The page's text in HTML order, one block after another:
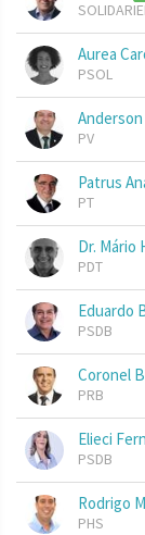
Aurea
PSOL
Anderson
PV
Patrus
PT
Dr. Mário
PDT
Eduardo
PSDB
Coronel
PRB
Elieci
PSDB
Rodrigo
PHS